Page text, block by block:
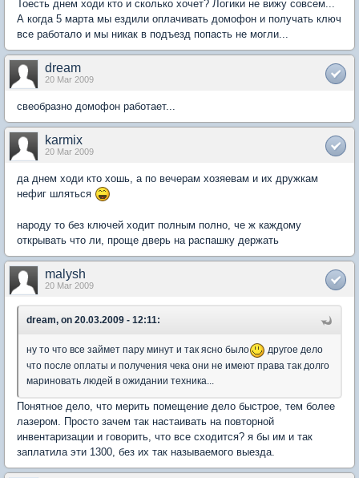
Тоесть днем ходи кто и сколько хочет? Логики не вижу совсем...
А когда 5 марта мы ездили оплачивать домофон и получать ключ
все работало и мы никак в подъезд попасть не могли...
dream
20 Mar 2009
свеобразно домофон работает...
karmix
20 Mar 2009
да днем ходи кто хошь, а по вечерам хозяевам и их дружкам
нефиг шляться
народу то без ключей ходит полным полно, че ж каждому
открывать что ли, проще дверь на распашку держать
malysh
20 Mar 2009
dream, on 20.03.2009 - 12:11:
ну то что все займет пару минут и так ясно было
другое дело
что после оплаты и получения чека они не имеют права так долго
мариновать людей в ожидании техника...
Понятное дело, что мерить помещение дело быстрое, тем более
лазером. Просто зачем так настаивать на повторной
инвентаризации и говорить, что все сходится? я бы им и так
заплатила эти 1300, без их так называемого выезда.